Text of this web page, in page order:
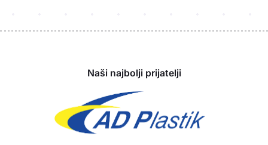
Naši najbolji prijatelji